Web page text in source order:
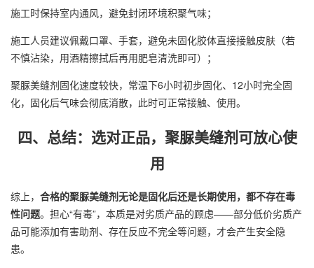
施工时保持室内通风，避免封闭环境积聚气味；
施工人员建议佩戴口罩、手套，避免未固化胶体直接接触皮肤（若
不慎沾染，用酒精擦拭后再用肥皂清洗即可）；
聚脲美缝剂固化速度较快，常温下6小时初步固化、12小时完全固
化，固化后气味会彻底消散，此时可正常接触、使用。
四、总结：选对正品，聚脲美缝剂可放心使
用
综上， 合格的聚脲美缝剂无论是固化后还是长期使用，都不存在毒
性问题。担心“有毒”，本质是对劣质产品的顾虑——部分低价劣质产
品可能添加有害助剂、存在反应不完全等问题，才会产生安全隐
患。